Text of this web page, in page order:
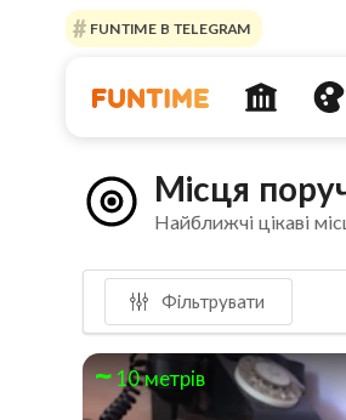
FUNTIME В TELEGRAM
Місця
Найближчі цікаві
Фільтрувати
10 метрів